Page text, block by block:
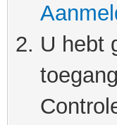
U hebt